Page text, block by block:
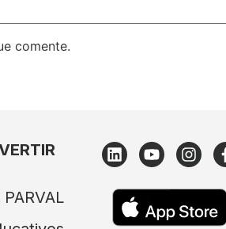
comente.